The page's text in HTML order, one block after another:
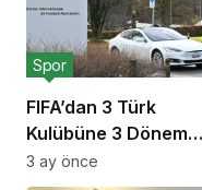
FIFA’dan 3 Türk
Kulübüne 3 Dönem
Transfer Yasağı!
Spor
3 ay önce